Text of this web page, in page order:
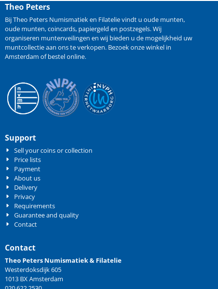
Theo Peters
Bij Theo Peters Numismatiek en Filatelie vindt u oude munten,
oude munten,coincards, papiergeld en postzegels. Wij
organiseren muntenveilingen en wij bieden u de mogelijkheid uw
muntcollectie aan ons te verkopen. Bezoek onze winkel in
Amsterdam of bestel online.
Support
Sell your coins or collection
Price lists
Payment
About us
Delivery
Privacy
Requirements
Guarantee and quality
Contact
Contact
Theo Peters Numismatiek & Filatelie
Westerdoksdijk 605
1013 BX Amsterdam